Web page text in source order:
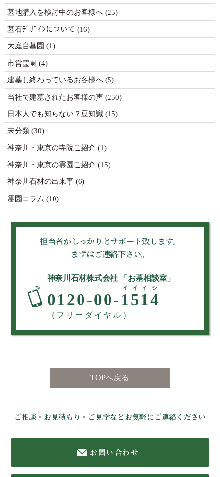
墓地購入を検討中のお客様へ(25)
墓石ﾃﾞｻﾞｲﾝについて (16)
大庭台墓園 (1)
市営霊園 (4)
建墓し終わっているお客様へ(5)
当社で建墓されたお客様の声(250)
日本人でも知らない？豆知識(15)
未分類(30)
神奈川・東京の寺院ご紹介 (1)
神奈川・東京の霊園ご紹介 (15)
神奈川石材の出来事(6)
霊園コラム (10)
担当者がしっかりとサポート致します。
まずはご連絡下さい。
神奈川石材株式会社 「お墓相談室」
0120-00-1514
イイイシ
（フリーダイヤル）
TOPへ戻る
ご相談・お見積もり・ご見学などお気軽にご連絡ください
お問い合わせ